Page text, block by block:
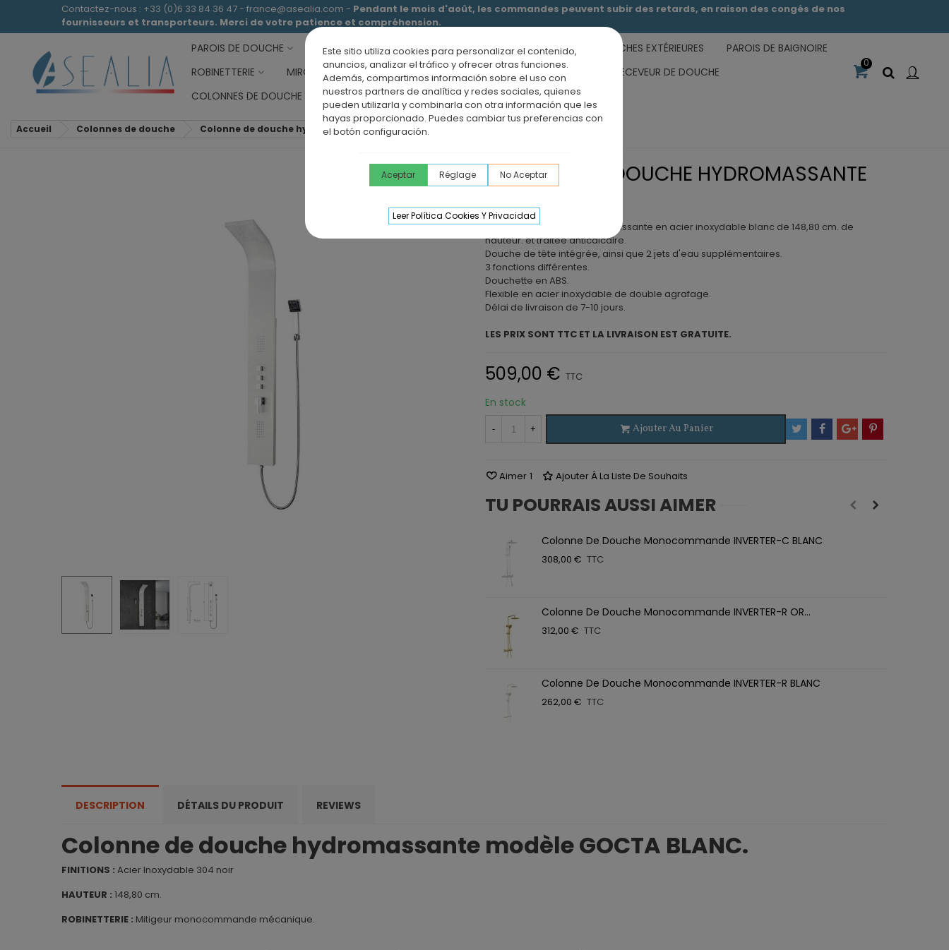
Este sitio utiliza cookies para personalizar el contenido,
anuncios, analizar el tráfico y ofrecer otras funciones.
Además, compartimos información sobre el uso con
nuestros partners de analítica y redes sociales, quienes
pueden utilizarla y combinarla con otra información que les
hayas proporcionado. Puedes cambiar tus preferencias con
el botón configuración.
Aceptar Réglage No Aceptar
Leer Política Cookies Y Privacidad
Contactez-nous : +33 (0)6 33 84 36 47 - france@asealia.com - Pendant le mois d'août, les commandes peuvent subir des retards, en raison des congés de nos
fournisseurs et transporteurs. Merci de votre patience et compréhension.
PAROIS DE DOUCHE RECEVEURS DE DOUCHE MEUBLES SALLE DE BAIN DOUCHES EXTÉRIEURES
PAROIS DE BAIGNOIRE
ROBINETTERIE
MIROIRS DE SALLE DE BAIN PANNEAUX MURAUX
OFFRE PAROI + RECEVEUR DE DOUCHE
COLONNES DE DOUCHE
ÉVIERS DE CUISINE BLOG
0
Accueil Colonnes de douche Colonne de douche hydromassante GOCTA BLANC
COLONNE DE DOUCHE HYDROMASSANTE
Colonne de douche hydromassante en acier inoxydable blanc de 148,80 cm. de
hauteur. et traitée anticalcaire.
Douche de tête intégrée, ainsi que 2 jets d'eau supplémentaires.
3 fonctions différentes.
Douchette en ABS.
Flexible en acier inoxydable de double agrafage.
Délai de livraison de 7-10 jours.
LES PRIX SONT TTC ET LA LIVRAISON EST GRATUITE.
509,00 € TTC
En stock
- + Ajouter Au Panier
Aimer 1 Ajouter À La Liste De Souhaits
TU POURRAIS AUSSI AIMER
Colonne De Douche Monocommande INVERTER-C BLANC
308,00 € TTC
Colonne De Douche Monocommande INVERTER-R OR...
312,00 € TTC
Colonne De Douche Monocommande INVERTER-R BLANC
262,00 € TTC
DESCRIPTION DÉTAILS DU PRODUIT REVIEWS
Colonne de douche hydromassante modèle GOCTA BLANC.
FINITIONS : Acier Inoxydable 304 noir
HAUTEUR : 148,80 cm.
ROBINETTERIE : Mitigeur monocommande mécanique.